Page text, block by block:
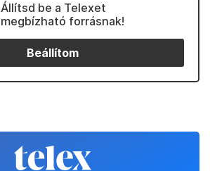
Állítsd be a Telexet
megbízható forrásnak!
Beállítom